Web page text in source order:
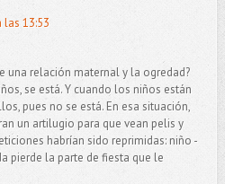
las 13:53
una relación maternal y la ogredad?
se está. Y cuando los niños están
pues no se está. En esa situación,
un artilugio para que vean pelis y
habrían sido reprimidas: niño -
pierde la parte de fiesta que le